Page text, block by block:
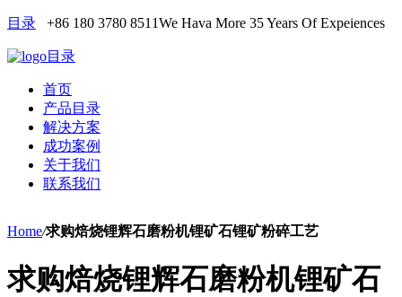
目录 +86 180 3780 8511We Hava More 35 Years Of Expeiences
目录
首页
产品目录
解决方案
成功案例
关于我们
联系我们
Home/求购焙烧锂辉石磨粉机锂矿石锂矿粉碎工艺
求购焙烧锂辉石磨粉机锂矿石